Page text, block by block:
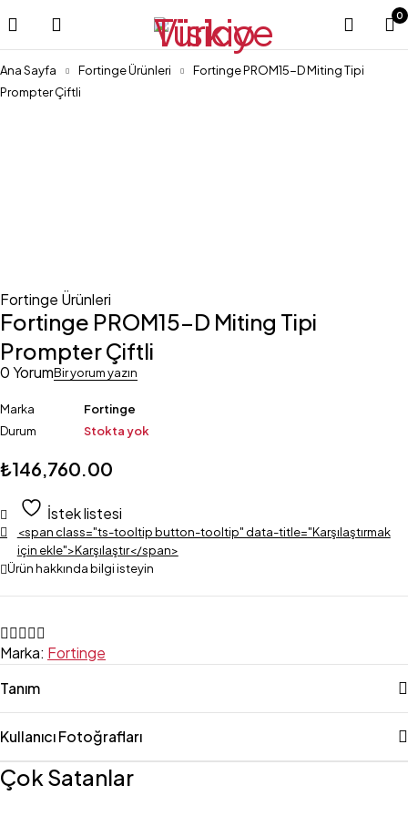
0
Ana Sayfa Fortinge Ürünleri
Fortinge PROM15-D Miting Tipi
Prompter Çiftli
Fortinge Ürünleri
Fortinge PROM15-D Miting Tipi
Prompter Çiftli
0 YorumBir yorum yazın
Marka
Fortinge
Durum
Stokta yok
₺146,760.00
İstek listesi
<span class="ts-tooltip button-tooltip" data-title="Karşılaştırmak
için ekle">Karşılaştır</span>
Ürün hakkında bilgi isteyin
Marka: Fortinge
Tanım
Kullanıcı Fotoğrafları
Çok Satanlar